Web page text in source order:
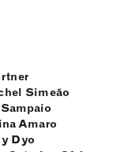
Simeão
Amaro
Dyo